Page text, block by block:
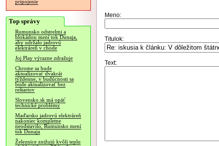
pripojenie
Top správy
Rumunsko odstrelmi a
blokádou mení tok Dunaja,
aby udržalo jadrovú
elektráreň v chode
Joj Play výrazne zdražuje
Chrome sa bude
aktualizovať dvakrát
týždenne, v budúcnosti sa
bude aktualizovať bez
reštartov
Slovensko.sk má opäť
technické problémy
Maďarsko jadrovú elektráreň
nakoniec kompletne
neodstavilo, Rumunsko mení
tok Dunaja
Železnice znižujú kvôli teplu
Meno:
Titulok:
Text: